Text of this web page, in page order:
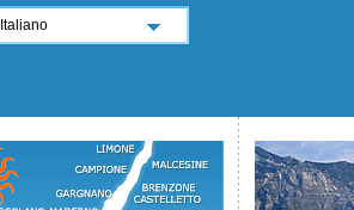
Italiano